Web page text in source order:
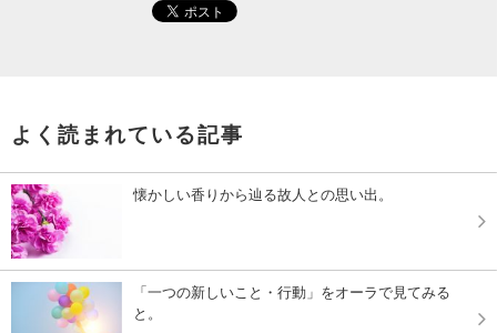
よく読まれている記事
懐かしい香りから辿る故人との思い出。
「一つの新しいこと・行動」をオーラで見てみる
と。